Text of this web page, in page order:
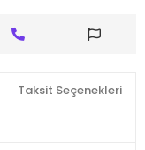
Taksit Seçenekleri